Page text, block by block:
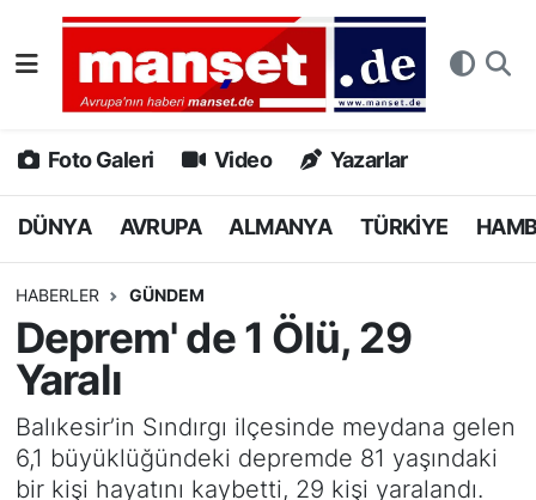
Foto Galeri Video Yazarlar
DÜNYA AVRUPA ALMANYA TÜRKİYE
HABERLER GÜNDEM
Deprem' de 1 Ölü, 29
Yaralı
Balıkesir’in Sındırgı ilçesinde meydana gelen
6,1 büyüklüğündeki depremde 81 yaşındaki
bir kişi hayatını kaybetti, 29 kişi yaralandı.
DÜNYA
AVRUPA
ALMANYA
HAMBURG
SPOR
DEUTSCH
Nöbetçi Eczaneler
Hava Durumu
Namaz Vakitleri
Puan Durumu ve Fikstür
Tüm Manşetler
Son Dakika Haberleri